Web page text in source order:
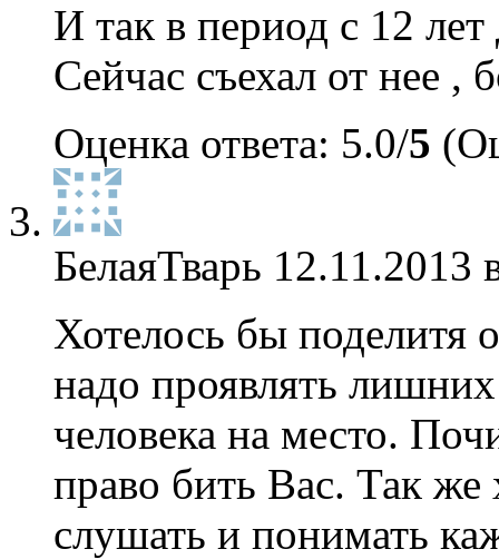
И так в период с 12
Сейчас съехал от нее
Оценка ответа: 5.0/5
БелаяТварь 12.11.2013
Хотелось бы
надо проявлять
человека на место.
право бить Вас. Так же
слушать и понимать